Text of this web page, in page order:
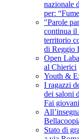
nazionale
per:
"Parole
continua il
territorio
di Reggio
Open
al Chierici
Youth &
I ragazzi
dei saloni
Fai giovani
Stato di